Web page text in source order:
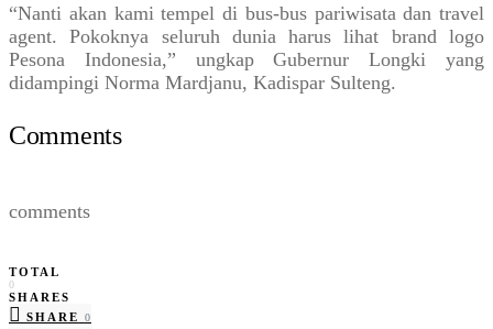
“Nanti akan kami tempel di bus-bus pariwisata dan travel
agent. Pokoknya seluruh dunia harus lihat brand logo
Pesona Indonesia,” ungkap Gubernur Longki yang
didampingi Norma Mardjanu, Kadispar Sulteng.
Comments
comments
TOTAL
0
SHARES
SHARE
0